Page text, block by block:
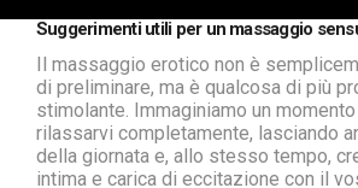
Suggerimenti utili per un massaggio
Il massaggio erotico non è
di preliminare, ma è qualcosa di più
stimolante. Immaginiamo un
rilassarvi completamente, lasciando
della giornata e, allo stesso tempo,
intima e carica di eccitazione con il